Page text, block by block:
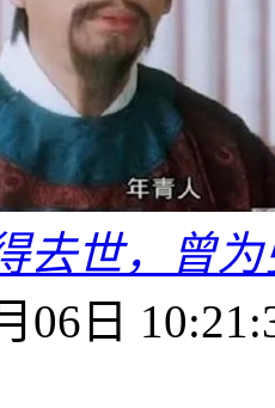
去世，曾
06日